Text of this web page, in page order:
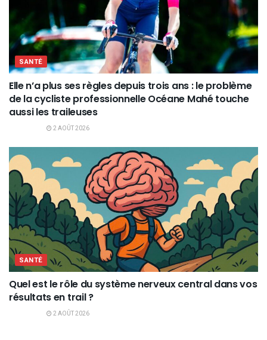
SANTÉ
Elle n’a plus ses règles depuis trois ans : le problème
de la cycliste professionnelle Océane Mahé touche
aussi les traileuses
2 AOÛT 2026
SANTÉ
Quel est le rôle du système nerveux central dans vos
résultats en trail ?
2 AOÛT 2026